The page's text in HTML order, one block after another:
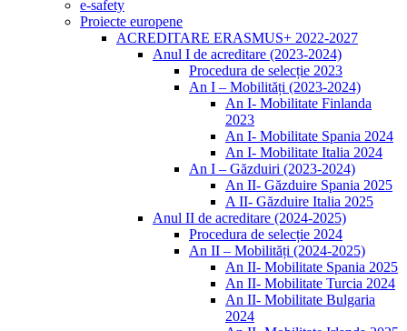
e-safety
Proiecte europene
ACREDITARE ERASMUS+ 2022-2027
Anul I de acreditare (2023-2024)
Procedura de selecție 2023
An I – Mobilități (2023-2024)
An I- Mobilitate Finlanda
2023
An I- Mobilitate Spania 2024
An I- Mobilitate Italia 2024
An I – Găzduiri (2023-2024)
An II- Găzduire Spania 2025
A II- Găzduire Italia 2025
Anul II de acreditare (2024-2025)
Procedura de selecție 2024
An II – Mobilități (2024-2025)
An II- Mobilitate Spania 2025
An II- Mobilitate Turcia 2024
An II- Mobilitate Bulgaria
2024